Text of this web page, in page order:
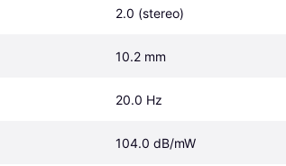
2.0 (stereo)
10.2 mm
20.0 Hz
104.0 dB/mW